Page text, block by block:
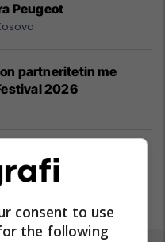
Peugeot
partneritetin me
2026
në Prishtinë
consent to use
the following